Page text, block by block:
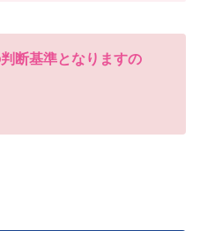
断基準となりますの